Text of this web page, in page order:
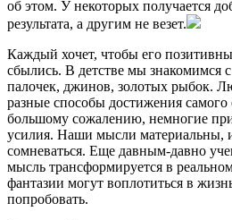
об этом. У некоторых получается
результата, а другим не везет.
Каждый хочет, чтобы его
сбылись. В детстве мы знакомимся
палочек, джинов, золотых рыбок.
разные способы достижения
большому сожалению, немногие
усилия. Наши мысли материальны,
сомневаться. Еще давным-давно
мысль трансформируется в
фантазии могут воплотиться в
попробовать.